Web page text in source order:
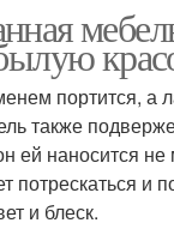
портится, а
также
ей наносится
потрескаться и
и блеск.